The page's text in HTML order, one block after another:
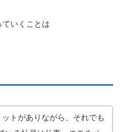
いくことは
ットがありながら、それでも